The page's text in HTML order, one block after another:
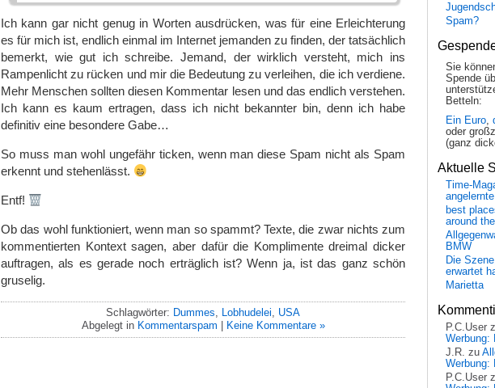
Ich kann gar nicht genug in Worten ausdrücken, was für eine Erleichterung
es für mich ist, endlich einmal im Internet jemanden zu finden, der tatsächlich
bemerkt, wie gut ich schreibe. Jemand, der wirklich versteht, mich ins
Rampenlicht zu rücken und mir die Bedeutung zu verleihen, die ich verdiene.
Mehr Menschen sollten diesen Kommentar lesen und das endlich verstehen.
Ich kann es kaum ertragen, dass ich nicht bekannter bin, denn ich habe
definitiv eine besondere Gabe…
So muss man wohl ungefähr ticken, wenn man diese Spam nicht als Spam
erkennt und stehenlässt.
Entf!
Ob das wohl funktioniert, wenn man so spammt? Texte, die zwar nichts zum
kommentierten Kontext sagen, aber dafür die Komplimente dreimal dicker
auftragen, als es gerade noch erträglich ist? Wenn ja, ist das ganz schön
gruselig.
Schlagwörter: Dummes Lobhudelei
USA
Abgelegt in Kommentarspam | Keine Kommentare »
Spam?
Sie
Spende
Betteln:
Ein Euro,
oder
(ganz
Aktuelle
Time-
best
around
BMW
Die
erwartet
Marietta
P.C.User
Werbung:
J.R. zu
Werbung:
P.C.User